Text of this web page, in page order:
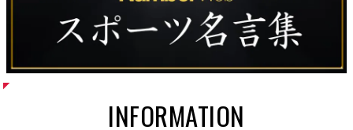
INFORMATION